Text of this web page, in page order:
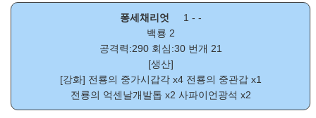
퐁세채리엇
1 - -
백룡 2
공격력:290 회심:30 번개 21
[생산]
[강화] 전룡의 중가시갑각x4 전룡의 중관갑x1
전룡의 억센날개발톱 x2 사파이언광석 x2